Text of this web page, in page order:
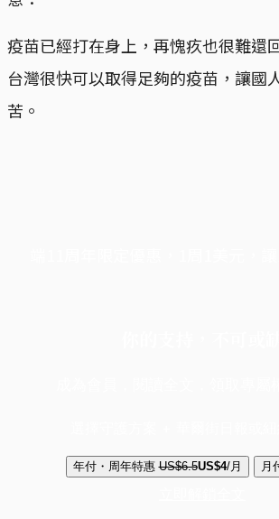
疫苗已經打在身上，再愧疚也很難
台灣很快可以取得足夠的疫苗，讓國
苦。
年付・周年特惠 US$6.5US$4/月 月